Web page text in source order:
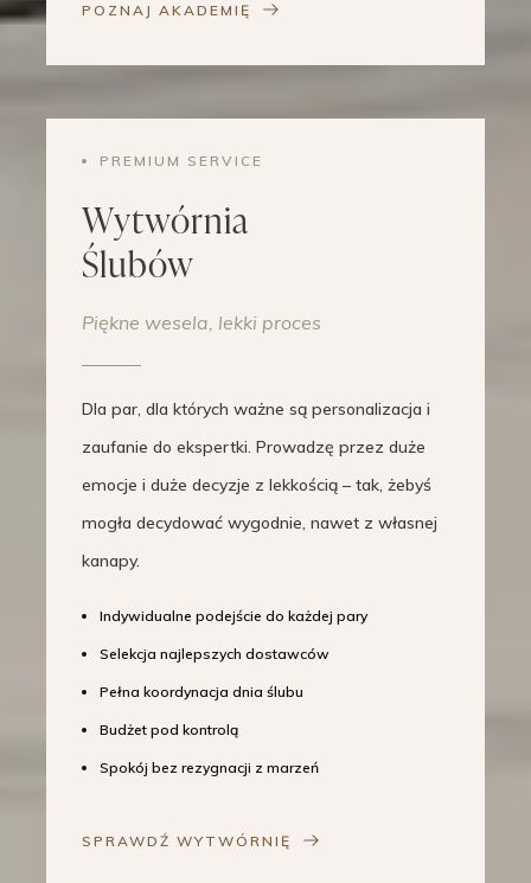
POZNAJ AKADEMIĘ
PREMIUM SERVICE
Wytwórnia
Ślubów
Piękne wesela, lekki proces
Dla par, dla których ważne są personalizacja i
zaufanie do ekspertki. Prowadzę przez duże
emocje i duże decyzje z lekkością – tak, żebyś
mogła decydować wygodnie, nawet z własnej
kanapy.
Indywidualne podejście do każdej pary
Selekcja najlepszych dostawców
Pełna koordynacja dnia ślubu
Budżet pod kontrolą
Spokój bez rezygnacji z marzeń
SPRAWDŹ WYTWÓRNIĘ